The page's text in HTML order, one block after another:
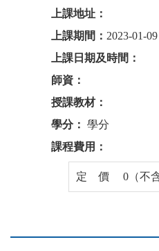
上課地址：
上課期間： 2023-01-
上課日期及時間：
師資：
授課教材：
學分： 學分
課程費用：
定 價 0（不含